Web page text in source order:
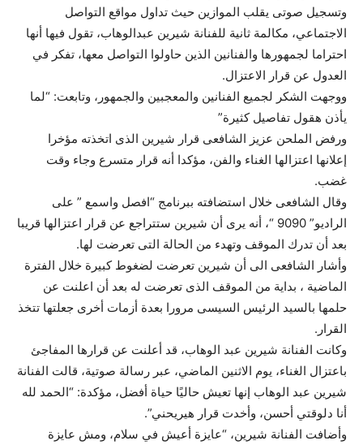
وتسجيل صوتى يقلب الموازين حيث تداول مواقع التواصل
الاجتماعي، مكالمة ثانية للفنانة شيرين عبدالوهاب، تقول فيها أنها
احتراما لجمهورها والفنانين الذين حاولوا التواصل معها، تفكر في
العدول عن قرار الاعتزال.
ووجهت الشكر لجميع الفنانين والمعجبين والجمهور، وتابعت: “لما
يأذن هقول تفاصيل كثيرة”
ورفض الملحن عزيز الشافعى قرار شيرين الذى اتخذته مؤخرا
إعلانها اعتزالها الغناء والفن، مؤكدا أنه قرار متسرع وجاء وقت
غضب.
وقال الشافعى خلال استضافته ببرنامج “افصل واسمع ” على
الراديو” 9090 “، أنه يرى أن شيرين ستتراجع عن قرار اعتزالها قريبا
بعد أن تدرك الموقف وتهدء من الحالة التى تعرضت لها.
وأشار الشافعى الى أن شيرين تعرضت لضغوط كبيرة خلال الفترة
الماضية ، بداية من الموقف الذى تعرضت له بعد أن اعلنت عن
حلمها بالسيد الرئيس السيسى مرورا بعدة أزمات أخرى جعلتها تتخذ
القرار.
وكانت الفنانة شيرين عبد الوهاب، قد أعلنت عن قرارها المفاجئ
باعتزال الغناء، يوم الاثنين الماضي، عبر رسالة صوتية، قالت الفنانة
شيرين عبد الوهاب إنها تعيش حاليًا حياة أفضل، مؤكدة: “الحمد لله
أنا دلوقتي أحسن، وأخدت قرار هيريحني”.
وأضافت الفنانة شيرين، “عايزة أعيش في سلام، ومش عايزة